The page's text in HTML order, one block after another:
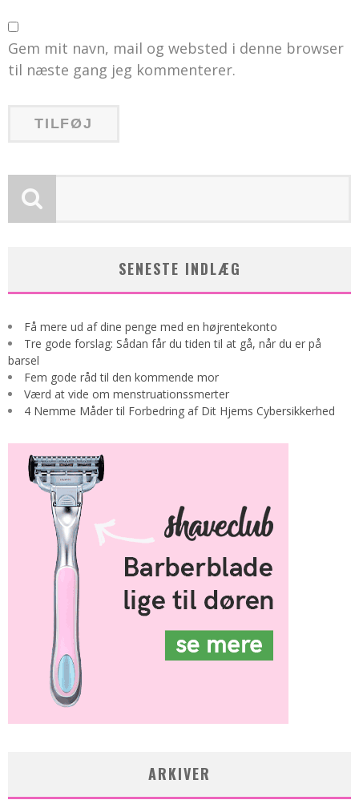
Gem mit navn, mail og websted i denne browser
til næste gang jeg kommenterer.
SENESTE INDLÆG
Få mere ud af dine penge med en højrentekonto
Tre gode forslag: Sådan får du tiden til at gå, når du er på
barsel
Fem gode råd til den kommende mor
Værd at vide om menstruationssmerter
4 Nemme Måder til Forbedring af Dit Hjems Cybersikkerhed
ARKIVER